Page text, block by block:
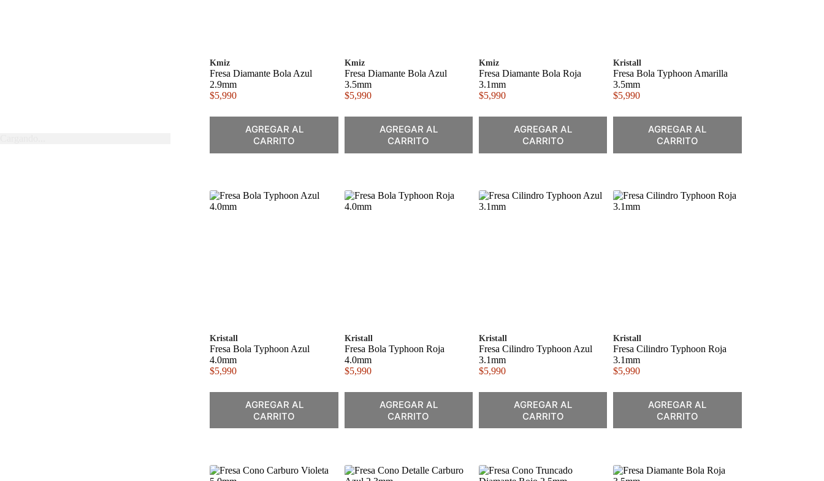
Kmiz
Fresa Diamante Bola Azul
2.9mm
$5,990
AGREGAR AL
CARRITO
Kmiz
Fresa Diamante Bola Azul
3.5mm
$5,990
AGREGAR AL
CARRITO
Kmiz
Fresa Diamante Bola Roja
3.1mm
$5,990
AGREGAR AL
CARRITO
Kristall
Fresa Bola Typhoon Amarilla
3.5mm
$5,990
AGREGAR AL
CARRITO
Kristall
Fresa Bola Typhoon Azul
4.0mm
$5,990
AGREGAR AL
CARRITO
Kristall
Fresa Bola Typhoon Roja
4.0mm
$5,990
AGREGAR AL
CARRITO
Kristall
Fresa Cilindro Typhoon Azul
3.1mm
$5,990
AGREGAR AL
CARRITO
Kristall
Fresa Cilindro Typhoon Roja
3.1mm
$5,990
AGREGAR AL
CARRITO